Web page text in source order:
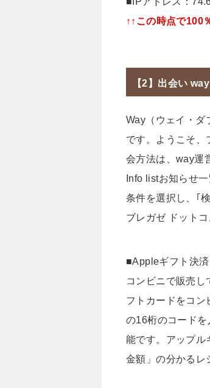
↑↑この時点で100
【2】出会い
Way（ウェイ・ダ
です。ようこそ、
会方法は、way運
Info listお知らせ
条件を選択し、｢
ブレガゼ ドットコ
■Appleギフト決済
コンビニで販売
フトカードをコン
の16桁のコード
能です。アップル
金額」の分かるレ